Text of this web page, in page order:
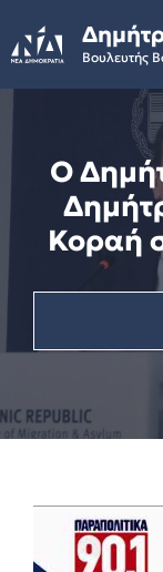
to
content
Βουλευτής
Ο
Κοραή